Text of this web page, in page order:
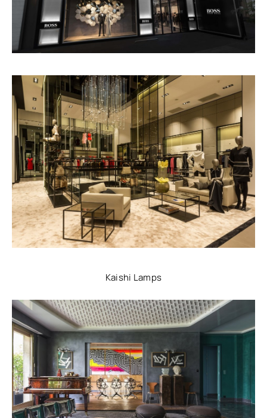
Kaishi Lamps